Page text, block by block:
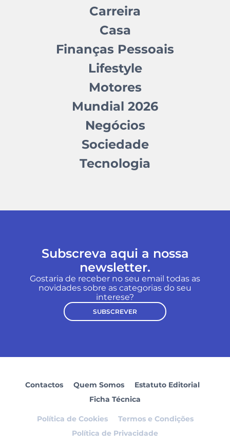
Carreira
Casa
Finanças Pessoais
Lifestyle
Motores
Mundial 2026
Negócios
Sociedade
Tecnologia
Subscreva aqui a nossa
newsletter.
Gostaria de receber no seu email todas as
novidades sobre as categorias do seu
interese?
SUBSCREVER
Contactos Quem Somos
Estatuto Editorial
Ficha Técnica
Política de Cookies
Termos e Condições
Política de Privacidade